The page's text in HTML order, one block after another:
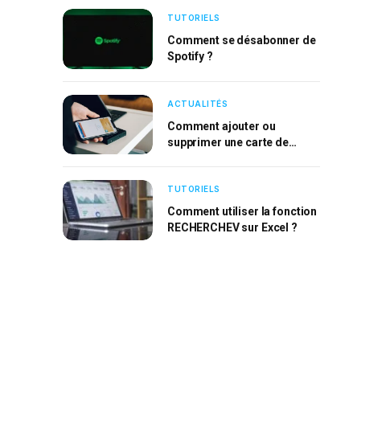
TUTORIELS
Comment se désabonner de
Spotify ?
ACTUALITÉS
Comment ajouter ou
supprimer une carte de
TUTORIELS
Comment utiliser la fonction
RECHERCHEV sur Excel ?